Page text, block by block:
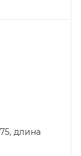
длина